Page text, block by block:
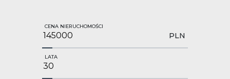
CENA NIERUCHOMOŚCI
PLN
LATA